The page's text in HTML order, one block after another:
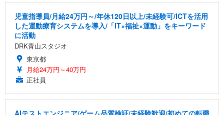
児童指導員/月給24万円～/年休120日以上/未経験可/ICTを活用
した運動療育システムを導入/「IT×福祉×運動」をキーワード
に活動
DRK青山スタジオ
東京都
月給24万円～40万円
正社員